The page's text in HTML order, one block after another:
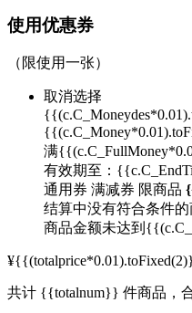
使用优惠券
（限使用一张）
取消选择
满
有效期至：
通用券 满减券 限商品
结算中没有符合条件的
商品金额未达到
共计 {{totalnum}} 件商品，